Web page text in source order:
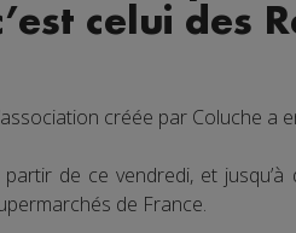
celui des
créée par Coluche a
partir de ce vendredi, et
de France.